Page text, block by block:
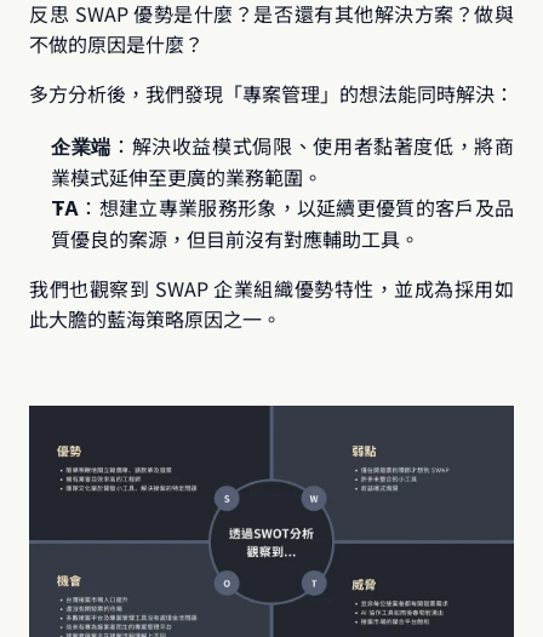
反思 SWAP 優勢是什麼？是否還有其他解決方案？做與
不做的原因是什麼？
多方分析後，我們發現「專案管理」的想法能同時解決：
企業端 ：解決收益模式侷限、使用者黏著度低，將商
業模式延伸至更廣的業務範圍。
TA ：想建立專業服務形象，以延續更優質的客戶及品
質優良的案源，但目前沒有對應輔助工具。
我們也觀察到 SWAP 企業組織優勢特性，並成為採用如
此大膽的藍海策略原因之一。